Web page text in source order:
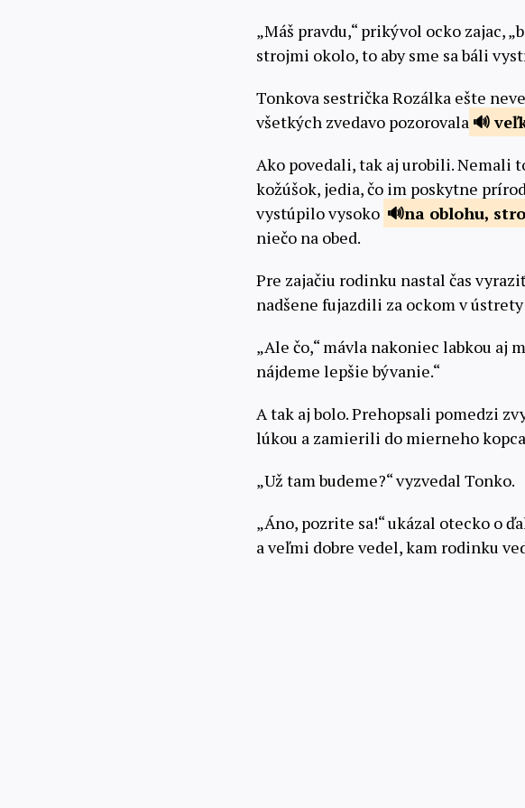
„Máš pravdu,“ prikývol ocko zajac,
strojmi okolo, to aby sme sa báli
Tonkova sestrička Rozálka ešte
všetkých zvedavo pozorovala
Ako povedali, tak aj urobili. Nemali
kožúšok, jedia, čo im poskytne
vystúpilo vysoko
na oblohu,
niečo na obed.
Pre zajačiu rodinku nastal čas
nadšene fujazdili za ockom v ústrety
„Ale čo,“ mávla nakoniec labkou aj
nájdeme lepšie bývanie.“
A tak aj bolo. Prehopsali pomedzi
lúkou a zamierili do mierneho kopca
„Už tam budeme?“ vyzvedal Tonko.
„Áno, pozrite sa!“ ukázal otecko o
a veľmi dobre vedel, kam rodinku